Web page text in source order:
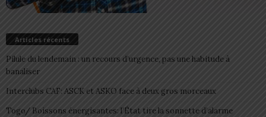
Articles récents
Pilule du lendemain : un recours d’urgence, pas une habitude à
banaliser
Interclubs CAF: ASCK et ASKO face à deux gros morceaux
Togo/ Boissons énergisantes: l’État tire la sonnette d’alarme